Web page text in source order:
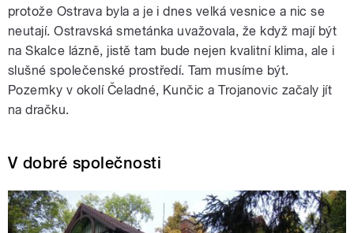
protože Ostrava byla a je i dnes velká vesnice a nic se
neutají. Ostravská smetánka uvažovala, že když mají být
na Skalce lázně, jistě tam bude nejen kvalitní klima, ale i
slušné společenské prostředí. Tam musíme být.
Pozemky v okolí Čeladné, Kunčic a Trojanovic začaly jít
na dračku.
V dobré společnosti